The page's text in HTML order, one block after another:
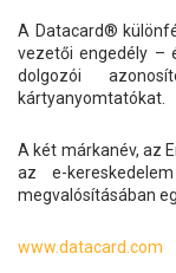
A Datacard®
vezetői engedély –
dolgozói
kártyanyomtatókat.
A két márkanév, az
az e-
megvalósításában
www.datacard.com